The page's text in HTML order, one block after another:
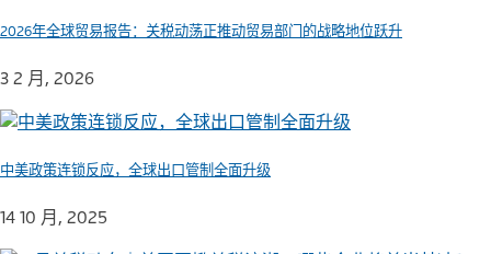
2026年全球贸易报告：关税动荡正推动贸易部门的战略地位跃升
3 2 月, 2026
中美政策连锁反应，全球出口管制全面升级
14 10 月, 2025